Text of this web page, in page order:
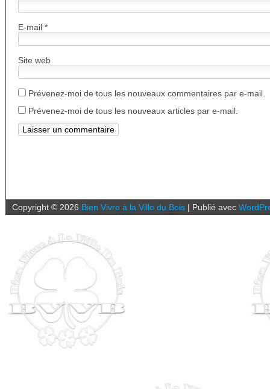
E-mail *
Site web
Prévenez-moi de tous les nouveaux commentaires par e-mail.
Prévenez-moi de tous les nouveaux articles par e-mail.
Copyright © 2026 Bien Vivre à la Ville du Bois | Publié avec